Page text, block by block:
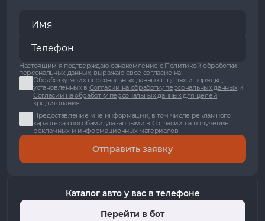
Настоящим я подтверждаю ознакомление с Политикой обработки
персональных данных, выражаю свое согласие на:
Обработку моих персональных данных в целях и порядке,
установленных в Согласии на обработку персональных данныхи
Согласии на обработку персональных данных для целей
кредитования
Предоставление мне информации, в том числе рекламного
характера способами, указанными в Согласии на получение
рекламных и информационных материалов
Отправить заявку
Каталог авто у вас в телефоне
Перейти в бот